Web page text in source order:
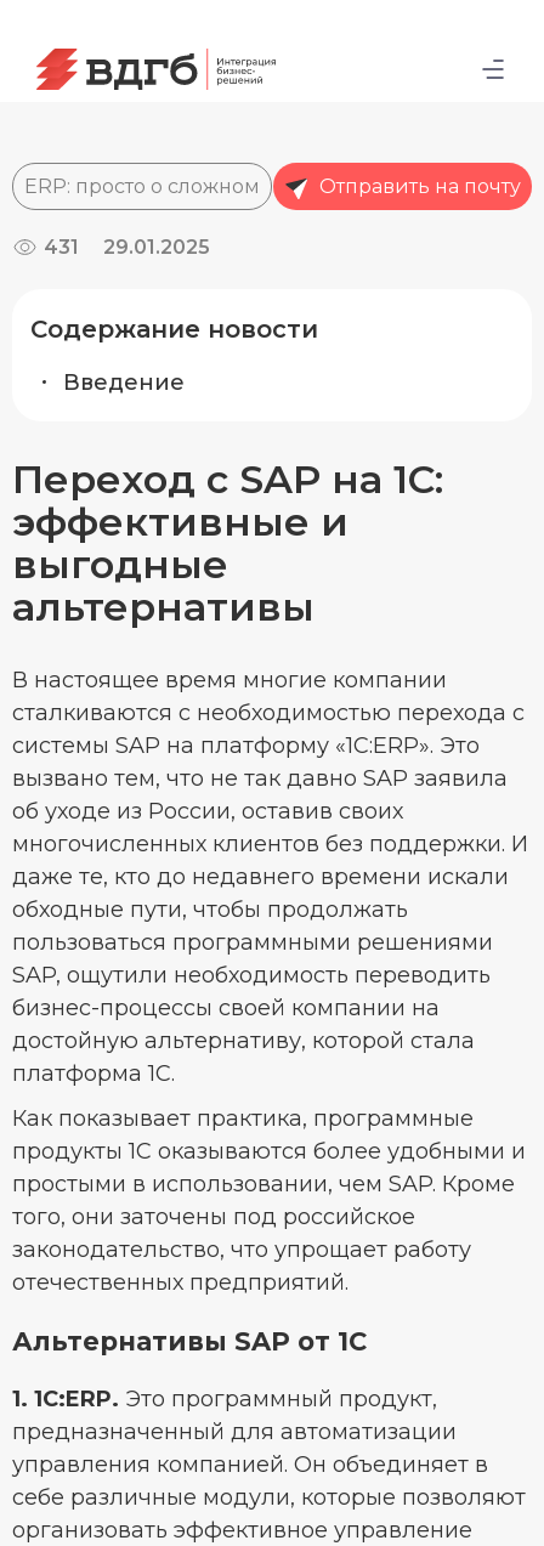
Содержание новости
Введение
ERP: просто о сложном Отправить на почту
431 29.01.2025
Переход с SAP на 1С:
эффективные и
выгодные
альтернативы
В настоящее время многие компании
сталкиваются с необходимостью перехода с
системы SAP на платформу «1С:ERP». Это
вызвано тем, что не так давно SAP заявила
об уходе из России, оставив своих
многочисленных клиентов без поддержки. И
даже те, кто до недавнего времени искали
обходные пути, чтобы продолжать
пользоваться программными решениями
SAP, ощутили необходимость переводить
бизнес-процессы своей компании на
достойную альтернативу, которой стала
платформа 1С.
Как показывает практика, программные
продукты 1С оказываются более удобными и
простыми в использовании, чем SAP. Кроме
того, они заточены под российское
законодательство, что упрощает работу
отечественных предприятий.
Альтернативы SAP от 1С
1. 1C:ERP. Это программный продукт,
предназначенный для автоматизации
управления компанией. Он объединяет в
себе различные модули, которые позволяют
организовать эффективное управление